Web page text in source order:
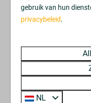
Verwarmd
Ideaal
gebruik van hun
privacybeleid.
NL